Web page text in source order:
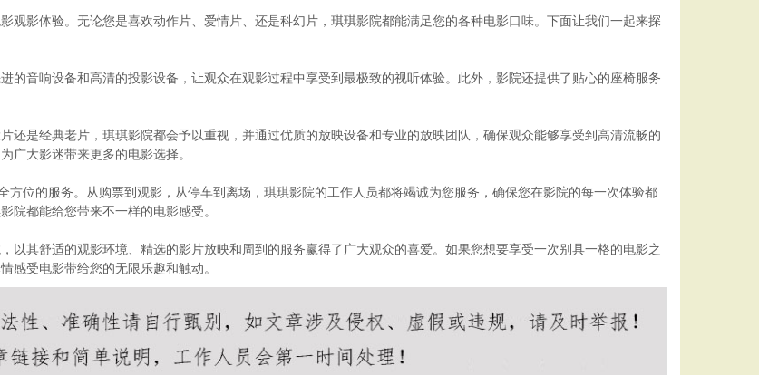
观影体验。无论您是喜欢动作片、爱情片、还是科幻片，琪琪影院都能满足您的各种电影口味。下面让我们一起来探
的音响设备和高清的投影设备，让观众在观影过程中享受到最极致的视听体验。此外，影院还提供了贴心的座椅服务
还是经典老片，琪琪影院都会予以重视，并通过优质的放映设备和专业的放映团队，确保观众能够享受到高清流畅的
广大影迷带来更多的电影选择。
方位的服务。从购票到观影，从停车到离场，琪琪影院的工作人员都将竭诚为您服务，确保您在影院的每一次体验都
院都能给您带来不一样的电影感受。
以其舒适的观影环境、精选的影片放映和周到的服务赢得了广大观众的喜爱。如果您想要享受一次别具一格的电影之
感受电影带给您的无限乐趣和触动。